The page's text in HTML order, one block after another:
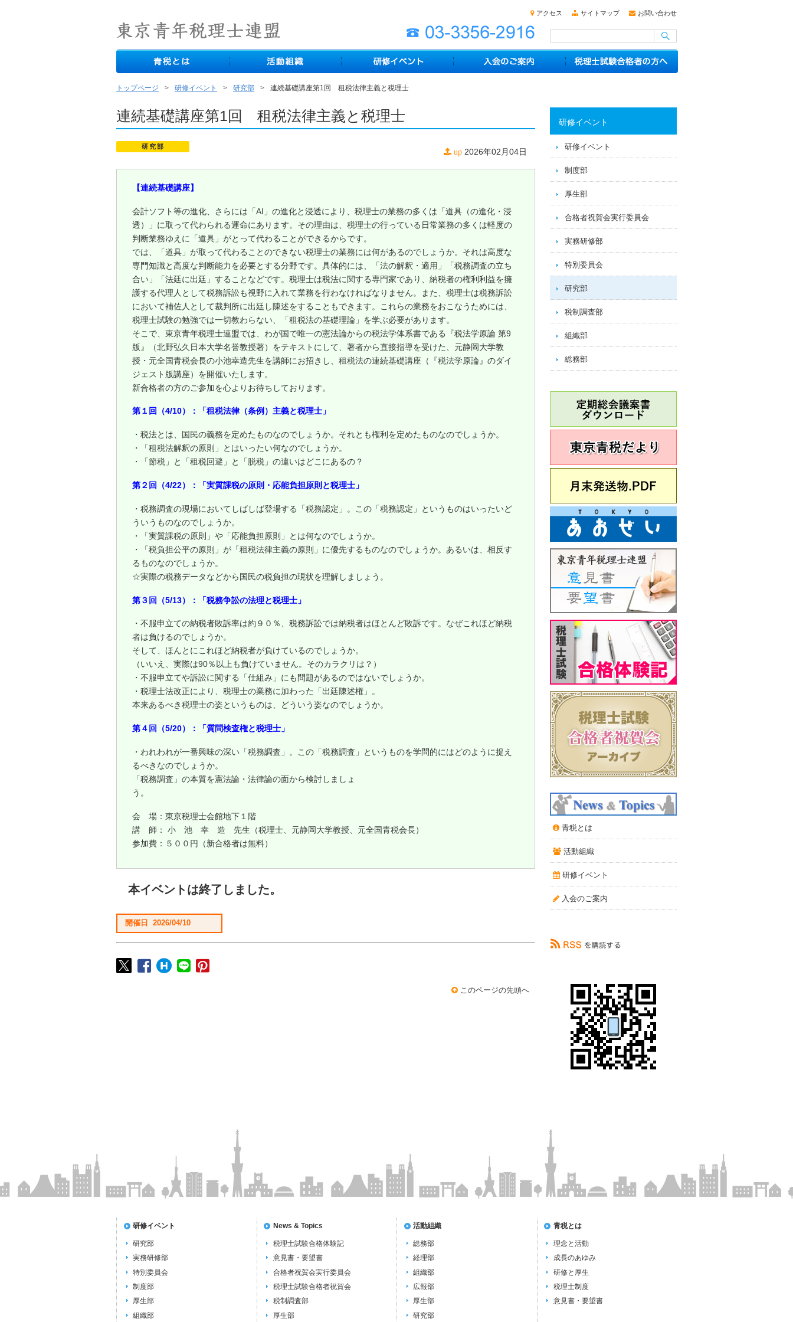
アクセス サイトマップ お問い合わせ
トップページ 研修イベント 研究部 連続基礎講座第1回 租税法律主義と税理士
連続基礎講座第1回 租税法律主義と税理士
研究部
up 2026年02月04日
【連続基礎講座】
会計ソフト等の進化、さらには「AI」の進化と浸透により、税理士の業務の多くは「道具（の進化・浸
透）」に取って代わられる運命にあります。その理由は、税理士の行っている日常業務の多くは軽度の
判断業務ゆえに「道具」がとって代わることができるからです。
では、「道具」が取って代わることのできない税理士の業務には何があるのでしょうか。それは高度な
専門知識と高度な判断能力を必要とする分野です。具体的には、「法の解釈・適用」「税務調査の立ち
合い」「法廷に出廷」することなどです。税理士は税法に関する専門家であり、納税者の権利利益を擁
護する代理人として税務訴訟も視野に入れて業務を行わなければなりません。また、税理士は税務訴訟
において補佐人として裁判所に出廷し陳述をすることもできます。これらの業務をおこなうためには、
税理士試験の勉強では一切教わらない、「租税法の基礎理論」を学ぶ必要があります。
そこで、東京青年税理士連盟では、わが国で唯一の憲法論からの税法学体系書である『税法学原論 第9
版』（北野弘久日本大学名誉教授著）をテキストにして、著者から直接指導を受けた、元静岡大学教
授・元全国青税会長の小池幸造先生を講師にお招きし、租税法の連続基礎講座（『税法学原論』のダイ
ジェスト版講座）を開催いたします。
新合格者の方のご参加を心よりお待ちしております。
第１回（4/10）：「租税法律（条例）主義と税理士」
・税法とは、国民の義務を定めたものなのでしょうか。それとも権利を定めたものなのでしょうか。
・「租税法解釈の原則」とはいったい何なのでしょうか。
・「節税」と「租税回避」と「脱税」の違いはどこにあるの？
第２回（4/22）：「実質課税の原則・応能負担原則と税理士」
・税務調査の現場においてしばしば登場する「税務認定」。この「税務認定」というものはいったいど
ういうものなのでしょうか。
・「実質課税の原則」や「応能負担原則」とは何なのでしょうか。
・「税負担公平の原則」が「租税法律主義の原則」に優先するものなのでしょうか。あるいは、相反す
るものなのでしょうか。
☆実際の税務データなどから国民の税負担の現状を理解しましょう。
第３回（5/13）：「税務争訟の法理と税理士」
・不服申立ての納税者敗訴率は約９０％、税務訴訟では納税者はほとんど敗訴です。なぜこれほど納税
者は負けるのでしょうか。
そして、ほんとにこれほど納税者が負けているのでしょうか。
（いいえ、実際は90％以上も負けていません。そのカラクリは？）
・不服申立てや訴訟に関する「仕組み」にも問題があるのではないでしょうか。
・税理士法改正により、税理士の業務に加わった「出廷陳述権」。
本来あるべき税理士の姿というものは、どういう姿なのでしょうか。
第４回（5/20）：「質問検査権と税理士」
・われわれが一番興味の深い「税務調査」。この「税務調査」というものを学問的にはどのように捉え
るべきなのでしょうか。
「税務調査」の本質を憲法論・法律論の面から検討しましょ
う。
会 場：東京税理士会館地下１階
講 師： 小 池 幸 造 先生（税理士、元静岡大学教授、元全国青税会長）
参加費：５００円（新合格者は無料）
本イベントは終了しました。
開催日 2026/04/10
このページの先頭へ
研修イベント
研修イベント
制度部
厚生部
合格者祝賀会実行委員会
実務研修部
特別委員会
研究部
税制調査部
組織部
総務部
青税とは
活動組織
研修イベント
入会のご案内
研修イベント
研究部
実務研修部
特別委員会
制度部
厚生部
組織部
News & Topics
税理士試験合格体験記
意見書・要望書
合格者祝賀会実行委員会
税理士試験合格者祝賀会
税制調査部
厚生部
活動組織
総務部
経理部
組織部
広報部
厚生部
研究部
青税とは
理念と活動
成長のあゆみ
研修と厚生
税理士制度
意見書・要望書